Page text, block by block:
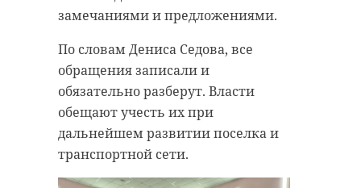
замечаниями и предложениями.
По словам Дениса Седова, все
обращения записали и
обязательно разберут. Власти
обещают учесть их при
дальнейшем развитии поселка и
транспортной сети.